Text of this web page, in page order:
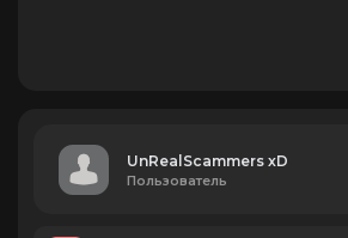
UnRealScammers xD
Пользователь